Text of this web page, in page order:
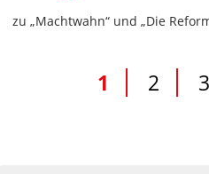
zu „Machtwahn“ und „Die
1 2 3